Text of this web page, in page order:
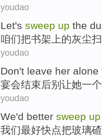
youdao
Let's sweep up the
咱们把书架上的灰尘扫
youdao
Don't leave her alone
宴会结束后别 让她一
youdao
We'd better sweep up
我们最好快点把玻璃